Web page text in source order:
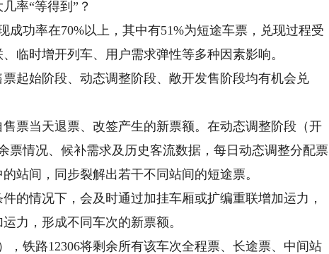
率“等得到”？
功率在70%以上，其中有51%为短途车票，兑现过程受
临时增开列车、用户需求弹性等多种因素影响。
始阶段、动态调整阶段、敞开发售阶段均有机会兑
当天退票、改签产生的新票额。在动态调整阶段（开
票情况、候补需求及历史客流数据，每日动态调整分配票
站间，同步裂解出若干不同站间的短途票。
情况下，会及时通过加挂车厢或扩编重联增加运力，
力，形成不同车次的新票额。
铁路12306将剩余所有该车次全程票、长途票、中间站